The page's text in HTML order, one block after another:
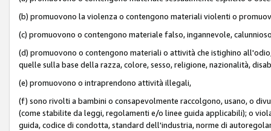
(b) promuovono la violenza o contengono materiali violenti o
(c) promuovono o contengono materiale falso, ingannevole,
(d) promuovono o contengono materiali o attività che istighino
quelle sulla base della razza, colore, sesso, religione, nazionalità,
(e) promuovono o intraprendono attività illegali,
(f) sono rivolti a bambini o consapevolmente raccolgono, usano, o
(come stabilite da leggi, regolamenti e/o linee guida applicabili); o
guida, codice di condotta, standard dell'industria, norme di